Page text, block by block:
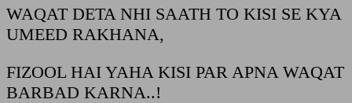
WAQAT DETA NHI SAATH TO KISI SE KYA
UMEED RAKHANA,
FIZOOL HAI YAHA KISI PAR APNA WAQAT
BARBAD KARNA..!